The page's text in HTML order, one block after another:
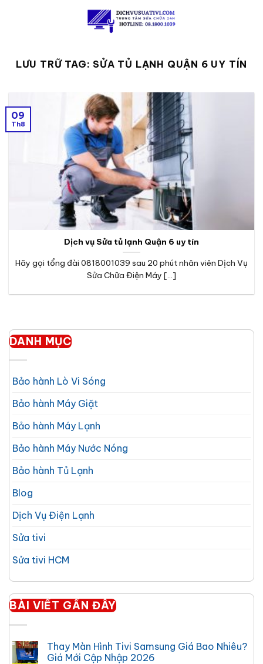
LƯU TRỮ TAG:SỬA TỦ LẠNH QUẬN 6 UY TÍN
Dịch vụ Sửa tủ lạnh Quận 6 uy tín
Hãy gọi tổng đài 0818001039 sau 20 phút nhân viên Dịch Vụ
Sửa Chữa Điện Máy [...]
09
Th8
DANH MỤC
Bảo hành Lò Vi Sóng
Bảo hành Máy Giặt
Bảo hành Máy Lạnh
Bảo hành Máy Nước Nóng
Bảo hành Tủ Lạnh
Blog
Dịch Vụ Điện Lạnh
Sửa tivi
Sửa tivi HCM
BÀI VIẾT GẦN ĐÂY
Thay Màn Hình Tivi Samsung Giá Bao Nhiêu?
Giá Mới Cập Nhập 2026